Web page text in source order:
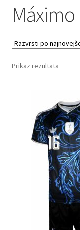
Kontaktiraj nas
Košarica
Moj račun
Zaključek nakupa
Prikaz rezultata